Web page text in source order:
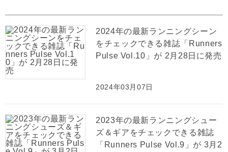
2024年の最新ランニングシーン
をチェックできる雑誌「Runners
Pulse Vol.10」が 2月28日に発売
2024年03月07日
2023年の最新ランニングシュー
ズ＆ギアをチェックできる雑誌
「Runners Pulse Vol.9」が 3月2